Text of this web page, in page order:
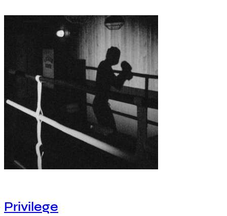
Privilege